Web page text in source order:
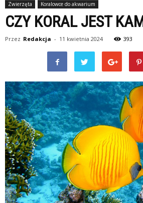
Zwierzęta Koralowce do akwarium
CZY KORAL JEST
Przez Redakcja - 11 kwietnia 2024 393